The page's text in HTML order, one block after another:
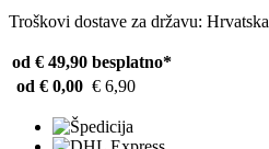
Troškovi dostave za državu: Hrvatska
od € 49,90 besplatno*
od € 0,00 € 6,90